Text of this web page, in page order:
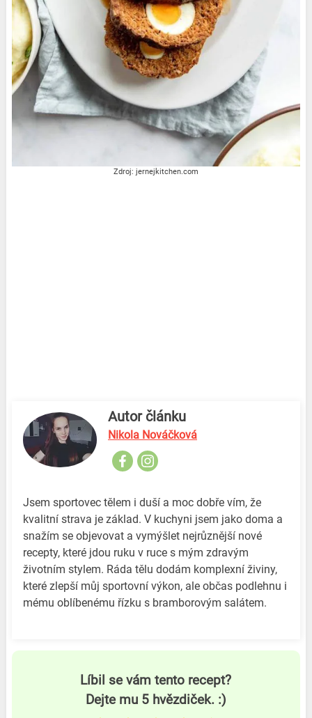
Zdroj: jernejkitchen.com
Autor článku
Nikola Nováčková
Jsem sportovec tělem i duší a moc dobře vím, že
kvalitní strava je základ. V kuchyni jsem jako doma a
snažím se objevovat a vymýšlet nejrůznější nové
recepty, které jdou ruku v ruce s mým zdravým
životním stylem. Ráda tělu dodám komplexní živiny,
které zlepší můj sportovní výkon, ale občas podlehnu i
mému oblíbenému řízku s bramborovým salátem.
Líbil se vám tento recept?
Dejte mu 5 hvězdiček. :)